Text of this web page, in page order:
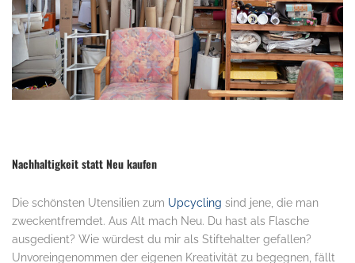
Nachhaltigkeit statt Neu kaufen
Die schönsten Utensilien zum Upcycling sind jene, die man
zweckentfremdet. Aus Alt mach Neu. Du hast als Flasche
ausgedient? Wie würdest du mir als Stiftehalter gefallen?
Unvoreingenommen der eigenen Kreativität zu begegnen, fällt